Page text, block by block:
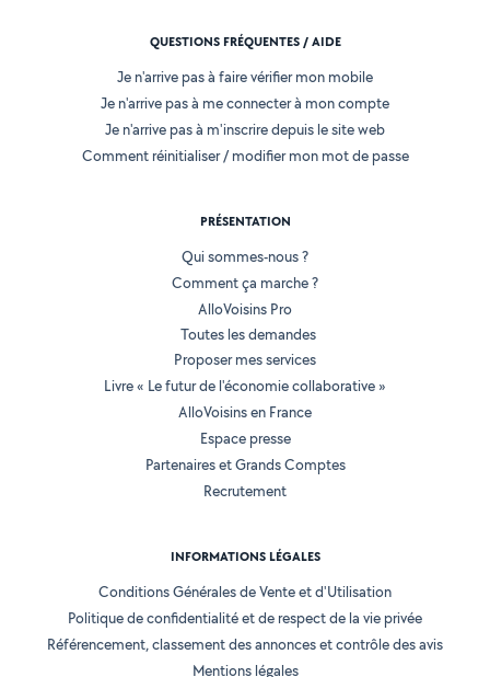
QUESTIONS FRÉQUENTES / AIDE
Je n'arrive pas à faire vérifier mon mobile
Je n'arrive pas à me connecter à mon compte
Je n'arrive pas à m'inscrire depuis le site web
Comment réinitialiser / modifier mon mot de passe
PRÉSENTATION
Qui sommes-nous ?
Comment ça marche ?
AlloVoisins Pro
Toutes les demandes
Proposer mes services
Livre « Le futur de l'économie collaborative »
AlloVoisins en France
Espace presse
Partenaires et Grands Comptes
Recrutement
INFORMATIONS LÉGALES
Conditions Générales de Vente et d'Utilisation
Politique de confidentialité et de respect de la vie privée
Référencement, classement des annonces et contrôle des avis
Mentions légales